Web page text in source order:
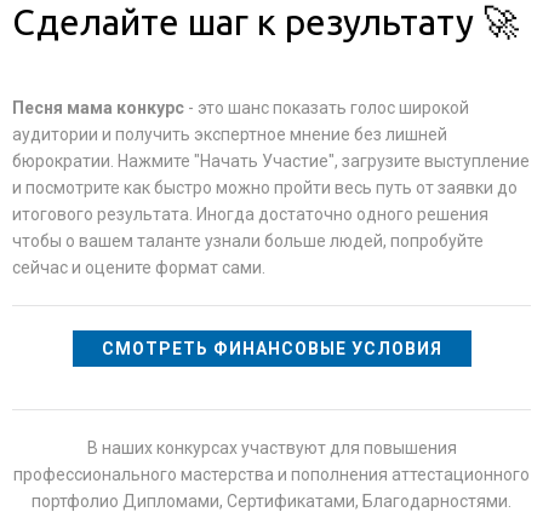
Сделайте шаг к результату 🚀
Песня мама конкурс - это шанс показать голос широкой
аудитории и получить экспертное мнение без лишней
бюрократии. Нажмите "Начать Участие", загрузите выступление
и посмотрите как быстро можно пройти весь путь от заявки до
итогового результата. Иногда достаточно одного решения
чтобы о вашем таланте узнали больше людей, попробуйте
сейчас и оцените формат сами.
СМОТРЕТЬ ФИНАНСОВЫЕ УСЛОВИЯ
В наших конкурсах участвуют для повышения
профессионального мастерства и пополнения аттестационного
портфолио Дипломами, Сертификатами, Благодарностями.